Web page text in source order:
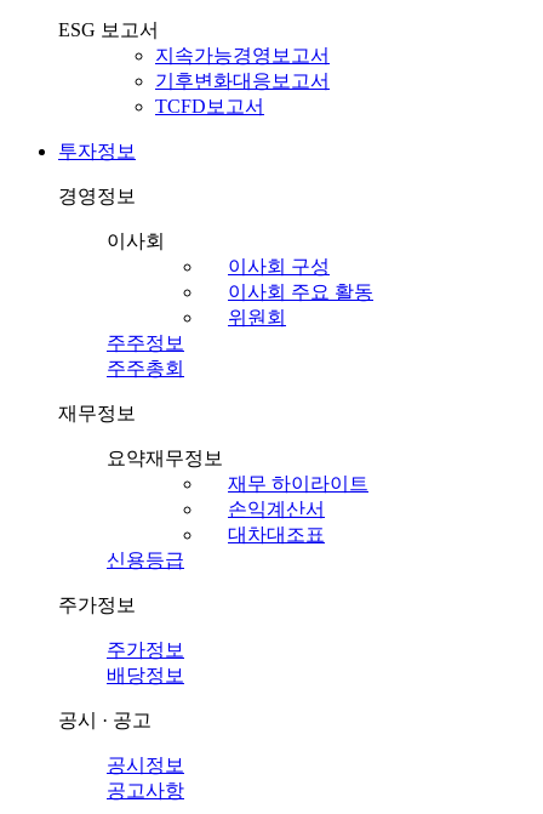
ESG 보고서
지속가능경영보고서
기후변화대응보고서
TCFD보고서
투자정보
경영정보
이사회
이사회 구성
이사회 주요 활동
위원회
주주정보
주주총회
재무정보
요약재무정보
재무 하이라이트
손익계산서
대차대조표
신용등급
주가정보
주가정보
배당정보
공시 · 공고
공시정보
공고사항